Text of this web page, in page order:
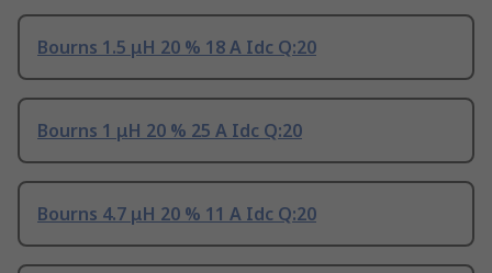
Bourns 1.5 μH 20 % 18 A Idc Q:20
Bourns 1 μH 20 % 25 A Idc Q:20
Bourns 4.7 μH 20 % 11 A Idc Q:20